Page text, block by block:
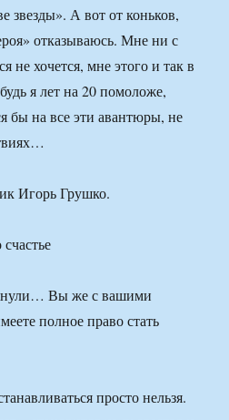
звезды». А вот от коньков,
отказываюсь. Мне ни с
не хочется, мне этого и так в
я лет на 20 помоложе,
бы на все эти авантюры, не
Игорь Грушко.
Вы же с вашими
полное право стать
просто нельзя.